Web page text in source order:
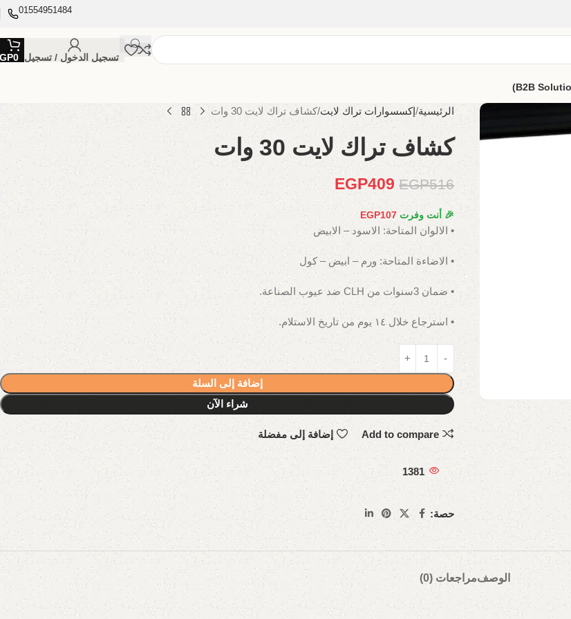
01554951484
تسجيل الدخول / تسجيل 0
الرئيسية إكسسوارات تراك لايت كشاف تراك لايت 30 وات
كشاف تراك لايت 30 وات
EGP516
EGP409
🎉 أنت وفرت EGP107
• الالوان المتاحة: الاسود – الابيض
• الاضاءة المتاحة: ورم – ابيض – كول
• ضمان 3سنوات من CLH ضد عيوب الصناعة.
• استرجاع خلال ١٤ يوم من تاريخ الاستلام.
إضافة إلى السلة
شراء الآن
Add to compare إضافة إلى مفضلة
1381
حصة:
الوصفمراجعات (0)